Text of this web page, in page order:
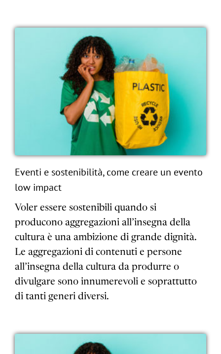
Eventi e sostenibilità, come creare un evento
low impact
Voler essere sostenibili quando si
producono aggregazioni all’insegna della
cultura è una ambizione di grande dignità.
Le aggregazioni di contenuti e persone
all’insegna della cultura da produrre o
divulgare sono innumerevoli e soprattutto
di tanti generi diversi.